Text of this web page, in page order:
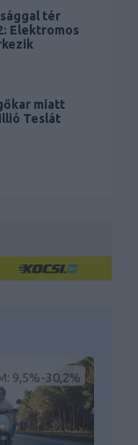
tér
Elektromos
miatt
Teslát
9,5%-30,2%